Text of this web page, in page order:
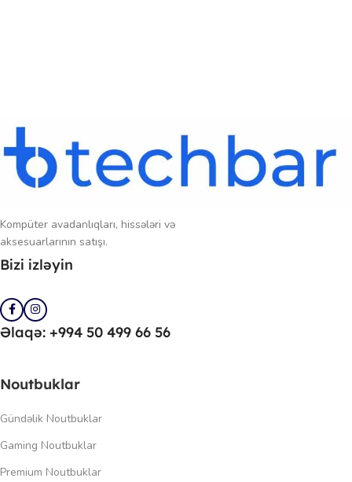
Kompüter avadanlıqları, hissələri və
aksesuarlarının satışı.
Bizi izləyin
Əlaqə: +994 50 499 66 56
Noutbuklar
Gündəlik Noutbuklar
Gaming Noutbuklar
Premium Noutbuklar